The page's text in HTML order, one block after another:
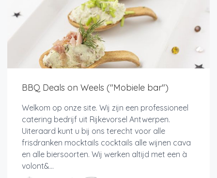
BBQ Deals on Weels ("Mobiele bar")
Welkom op onze site. Wij zijn een professioneel
catering bedrijf uit Rijkevorsel Antwerpen.
Uiteraard kunt u bij ons terecht voor alle
frisdranken mocktails cocktails alle wijnen cava
en alle biersoorten. Wij werken altijd met een à
volont&...